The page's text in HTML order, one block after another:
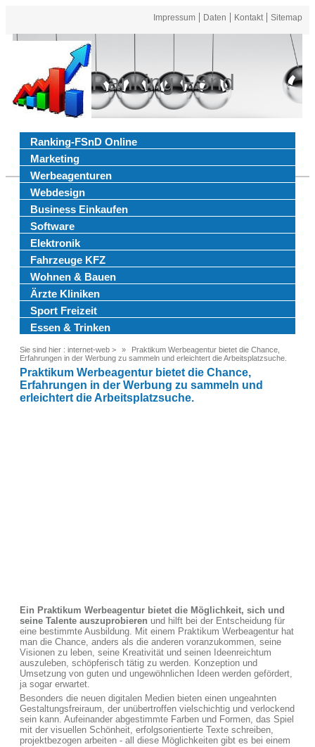
Impressum Daten Kontakt Sitemap
Ranking FSnd
Ranking-FSnD Online
Marketing
Werbeagenturen
Webdesign
Business Einkaufen
Software
Elektronik
Fahrzeuge KFZ
Wohnen & Bauen
Ärzte Kliniken
Sport Freizeit
Essen & Trinken
Sie sind hier : internet-web >
Praktikum Werbeagentur bietet die Chance,
Erfahrungen in der Werbung zu sammeln und erleichtert die Arbeitsplatzsuche.
Praktikum Werbeagentur bietet die Chance,
Erfahrungen in der Werbung zu sammeln und
erleichtert die Arbeitsplatzsuche.
Ein Praktikum Werbeagentur bietet die Möglichkeit, sich und
seine Talente auszuprobieren und hilft bei der Entscheidung für
eine bestimmte Ausbildung. Mit einem Praktikum Werbeagentur hat
man die Chance, anders als die anderen voranzukommen, seine
Visionen zu leben, seine Kreativität und seinen Ideenreichtum
auszuleben, schöpferisch tätig zu werden. Konzeption und
Umsetzung von guten und ungewöhnlichen Ideen werden gefördert,
ja sogar erwartet.
Besonders die neuen digitalen Medien bieten einen ungeahnten
Gestaltungsfreiraum, der unübertroffen vielschichtig und verlockend
sein kann. Aufeinander abgestimmte Farben und Formen, das Spiel
mit der visuellen Schönheit, erfolgsorientierte Texte schreiben,
projektbezogen arbeiten - all diese Möglichkeiten gibt es bei einem